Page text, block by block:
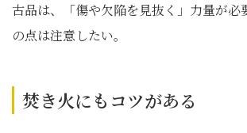
古品は、「傷や欠陥を見抜く」力量が必
の点は注意したい。
焚き火にもコツがある